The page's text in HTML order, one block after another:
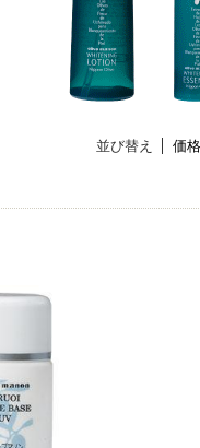
並び替え 価